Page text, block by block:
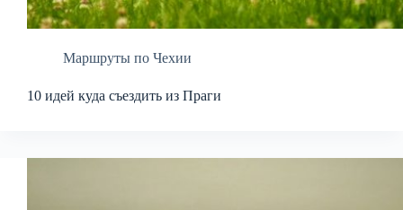
Маршруты по Чехии
10 идей куда съездить из Праги